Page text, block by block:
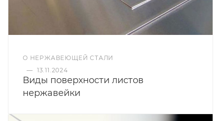
О НЕРЖАВЕЮЩЕЙ СТАЛИ
— 13.11.2024
Виды поверхности листов
нержавейки